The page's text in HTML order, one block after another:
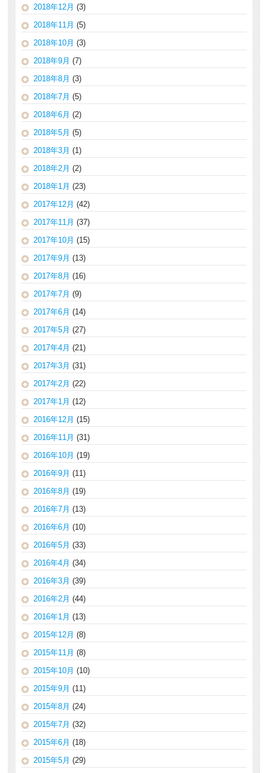
2018年12月 (3)
2018年11月 (5)
2018年10月 (3)
2018年9月 (7)
2018年8月 (3)
2018年7月 (5)
2018年6月 (2)
2018年5月 (5)
2018年3月 (1)
2018年2月 (2)
2018年1月 (23)
2017年12月 (42)
2017年11月 (37)
2017年10月 (15)
2017年9月 (13)
2017年8月 (16)
2017年7月 (9)
2017年6月 (14)
2017年5月 (27)
2017年4月 (21)
2017年3月 (31)
2017年2月 (22)
2017年1月 (12)
2016年12月 (15)
2016年11月 (31)
2016年10月 (19)
2016年9月 (11)
2016年8月 (19)
2016年7月 (13)
2016年6月 (10)
2016年5月 (33)
2016年4月 (34)
2016年3月 (39)
2016年2月 (44)
2016年1月 (13)
2015年12月 (8)
2015年11月 (8)
2015年10月 (10)
2015年9月 (11)
2015年8月 (24)
2015年7月 (32)
2015年6月 (18)
2015年5月 (29)